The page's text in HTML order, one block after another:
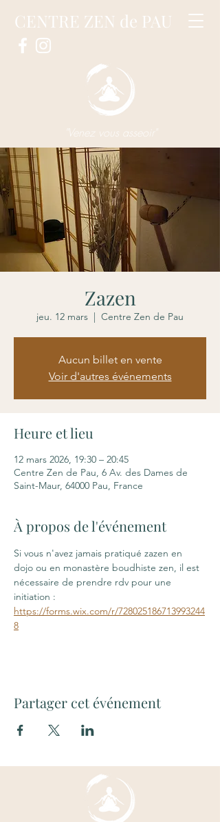
CENTRE ZEN de PAU
"Venez vous asseoir"
Zazen
jeu. 12 mars
  |
Centre Zen de Pau
Aucun billet en vente
Voir d'autres événements
Heure et lieu
12 mars 2026, 19:30 – 20:45
Centre Zen de Pau, 6 Av. des Dames de
Saint-Maur, 64000 Pau, France
À propos de l'événement
Si vous n'avez jamais pratiqué zazen en
dojo ou en monastère boudhiste zen, il est
nécessaire de prendre rdv pour une
initiation :
https://forms.wix.com/r/728025186713993244
8
Partager cet événement